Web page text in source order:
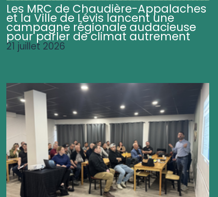
Les MRC de Chaudière-Appalaches
et la Ville de Lévis lancent une
campagne régionale audacieuse
pour parler de climat autrement
21 juillet 2026